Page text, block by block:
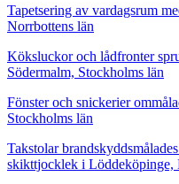
Tapetsering av vardagsrum
Norrbottens län
Köksluckor och lådfronter
Södermalm, Stockholms län
Fönster och snickerier
Stockholms län
Takstolar
skikttjocklek i Löddeköpinge,